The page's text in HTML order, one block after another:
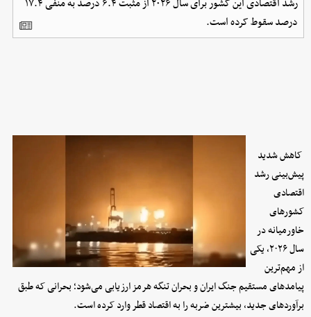
رشد اقتصادی این کشور برای سال ۲۰۲۶ از مثبت ۶.۴ درصد به منفی ۱۷.۴
درصد سقوط کرده است.
کاهش شدید
پیش‌بینی رشد
اقتصادی
کشورهای
خاورمیانه در
سال ۲۰۲۶، یکی
از مهم‌ترین
پیامدهای مستقیم جنگ ایران و بحران تنگه هرمز ارزیابی می‌شود؛ بحرانی که طبق
برآوردهای جدید، بیشترین ضربه را به اقتصاد قطر وارد کرده است.